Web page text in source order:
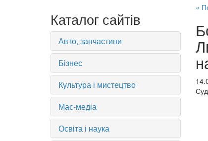
Каталог сайтів
Авто, запчастини
Бізнес
Культура і мистецтво
Мас-медіа
Освіта і наука
«